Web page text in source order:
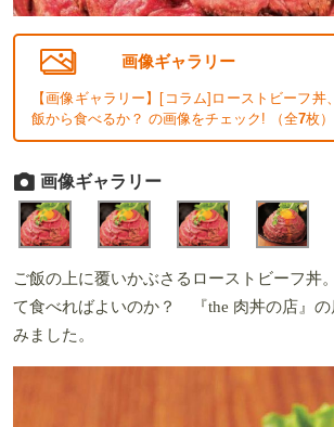
画像ギャラリー
【画像ギャラリー】[コラム]ローストビーフ丼
飯から食べるか？ の画像をチェック! （全7枚）
画像ギャラリー
ご飯の上に覆いかぶさるローストビーフ丼
て食べればよいのか？ 『the 肉丼の店』の
みました。